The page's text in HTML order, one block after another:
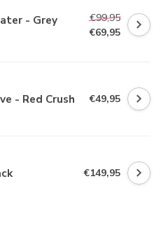
- Grey
€99,95
€69,95
- Red Crush €49,95
€149,95